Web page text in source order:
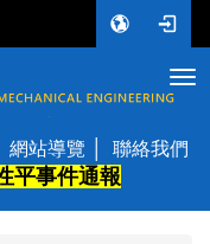
工程學系
網站導覽
聯絡我們
平事件通報